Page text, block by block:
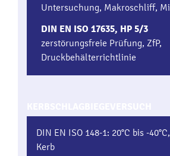
Untersuchung, Makroschliff,
DIN EN ISO 17635, HP 5/3
zerstörungsfreie Prüfung, ZfP,
Druckbehälterrichtlinie
DIN EN ISO 148-1: 20°C bis -
Kerb